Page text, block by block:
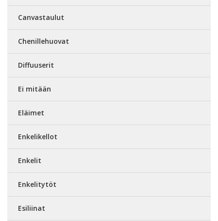
Canvastaulut
Chenillehuovat
Diffuuserit
Ei mitään
Eläimet
Enkelikellot
Enkelit
Enkelitytöt
Esiliinat